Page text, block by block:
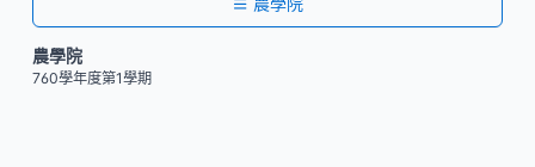
農學院
760學年度第1學期